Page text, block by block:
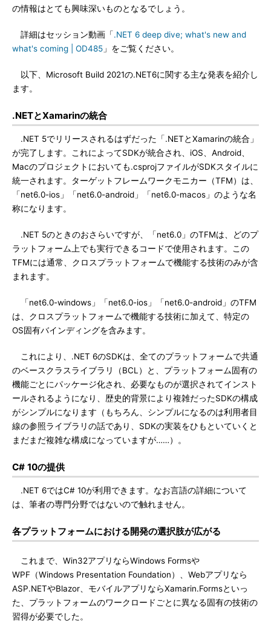
の情報はとても興味深いものとなるでしょう。
詳細はセッション動画「.NET 6 deep dive; what's new and
what's coming | OD485 」をご覧ください。
以下、Microsoft Build 2021の.NET6に関する主な発表を紹介し
ます。
.NETとXamarinの統合
.NET 5でリリースされるはずだった「.NETとXamarinの統合」
が完了します。これによってSDKが統合され、iOS、Android、
Macのプロジェクトにおいても.csprojファイルがSDKスタイルに
統一されます。ターゲットフレームワークモニカー（TFM）は、
「net6.0-ios」「net6.0-android」「net6.0-macos」のような名
称になります。
.NET 5のときのおさらいですが、「net6.0」のTFMは、どのプ
ラットフォーム上でも実行できるコードで使用されます。この
TFMには通常、クロスプラットフォームで機能する技術のみが含
まれます。
「net6.0-windows」「net6.0-ios」「net6.0-android」のTFM
は、クロスプラットフォームで機能する技術に加えて、特定の
OS固有バインディングを含みます。
これにより、.NET 6のSDKは、全てのプラットフォームで共通
のベースクラスライブラリ（BCL）と、プラットフォーム固有の
機能ごとにパッケージ化され、必要なものが選択されてインスト
ールされるようになり、歴史的背景により複雑だったSDKの構成
がシンプルになります（もちろん、シンプルになるのは利用者目
線の参照ライブラリの話であり、SDKの実装をひもといていくと
まだまだ複雑な構成になっていますが……）。
C# 10の提供
.NET 6ではC# 10が利用できます。なお言語の詳細について
は、筆者の専門分野ではないので触れません。
各プラットフォームにおける開発の選択肢が広がる
これまで、Win32アプリならWindows Formsや
WPF（Windows Presentation Foundation）、Webアプリなら
ASP.NETやBlazor、モバイルアプリならXamarin.Formsといっ
た、プラットフォームのワークロードごとに異なる固有の技術の
習得が必要でした。